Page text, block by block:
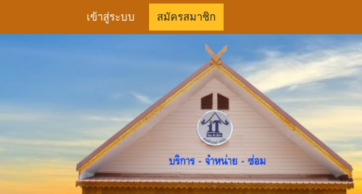
เข้าสู่ระบบ สมัครสมาชิก